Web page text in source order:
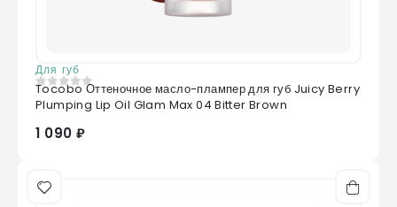
Для губ
0 из 5
Tocobo Оттеночное масло-плампер для губ Juicy Berry
Plumping Lip Oil Glam Max 04 Bitter Brown
1 090 ₽